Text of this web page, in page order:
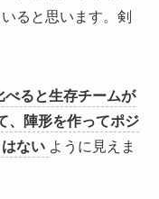
ると思います。剣
ると生存チームが
、陣形を作ってポジ
ない ように見えま